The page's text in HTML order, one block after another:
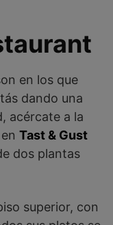
en los que
dando una
acércate a la
Tast & Gust
dos plantas
superior, con